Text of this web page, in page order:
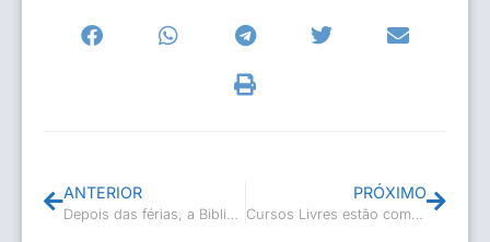
ANTERIOR
Depois das férias, a Biblioteca Tiradentes está de portas abertas novamente!
PRÓXIMO
Cursos Livres estão com inscrições abertas!